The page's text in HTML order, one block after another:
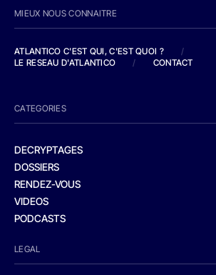
MIEUX NOUS CONNAITRE
ATLANTICO C'EST QUI, C'EST QUOI ?
/
LE RESEAU D'ATLANTICO
/ CONTACT
CATEGORIES
DECRYPTAGES
DOSSIERS
RENDEZ-VOUS
VIDEOS
PODCASTS
LEGAL